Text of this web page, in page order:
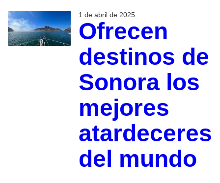
1 de abril de 2025
Ofrecen
destinos de
Sonora los
mejores
atardeceres
del mundo